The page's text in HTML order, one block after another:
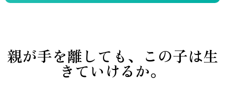
親が手を離しても、この子は生
きていけるか。